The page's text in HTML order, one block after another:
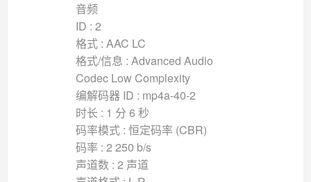
音频
ID : 2
格式 : AAC LC
格式/信息 : Advanced Audio
Codec Low Complexity
编解码器 ID : mp4a-40-2
时长 : 1 分 6 秒
码率模式 : 恒定码率 (CBR)
码率 : 2 250 b/s
声道数 : 2 声道